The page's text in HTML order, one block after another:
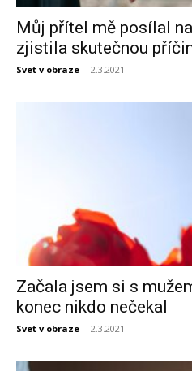
Můj přítel mě posílal
zjistila skutečnou
Svet v obraze - 2.3.2021
Začala jsem si s
konec nikdo nečekal
Svet v obraze - 2.3.2021